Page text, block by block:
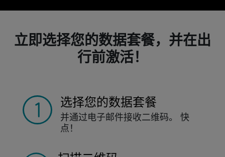
立即选择您的数据套餐，并在出
行前激活！
选择您的数据套餐
并通过电子邮件接收二维码。
快
点！